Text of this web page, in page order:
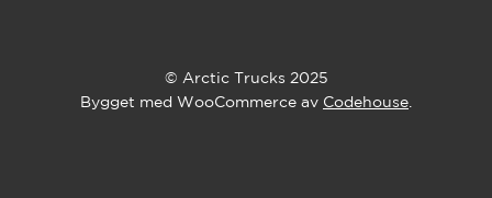
© Arctic Trucks 2025
Bygget med WooCommerce av Codehouse